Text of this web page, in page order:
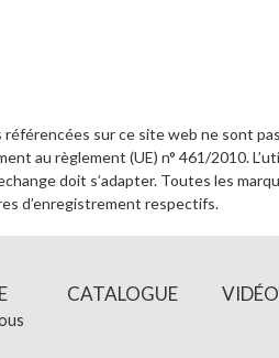
référencées sur ce site web ne sont
au règlement (UE) n° 461/2010.
doit s’adapter. Toutes les
d’enregistrement respectifs.
CATALOGUE